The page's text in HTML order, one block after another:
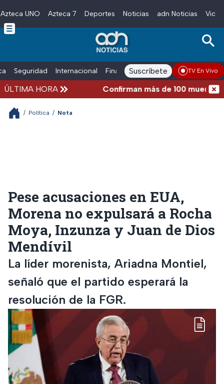
Skip to main content
Azteca UNO Azteca 7 Deportes Noticias adn Noticias
Seguridad Internacional Finanzas adn Noticias Radio
Suscríbete TV En Vivo
ÚLTIMA HORA Confirman más de 100 muertos
/ Política / Nota
Pese acusaciones en EUA,
Morena no expulsará a Rocha
Moya, Inzunza y Juan de Dios
Mendívil
La líder morenista, Ariadna Montiel,
señaló que el partido esperará la
resolución de la FGR.